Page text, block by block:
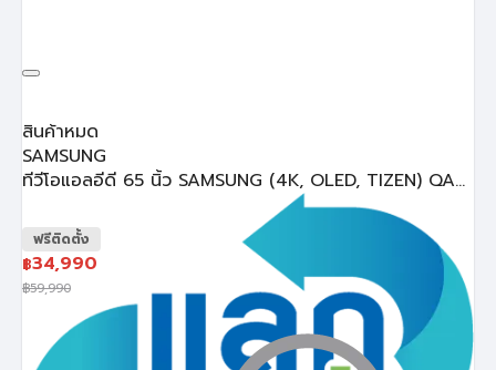
สินค้าหมด
SAMSUNG
ทีวีโอแอลอีดี 65 นิ้ว SAMSUNG (4K, OLED, TIZEN) QA...
ฟรีติดตั้ง
฿34,990
฿59,990